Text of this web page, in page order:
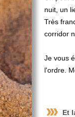
nuit, un
Très
corridor
Je vous
l'ordre.
Et